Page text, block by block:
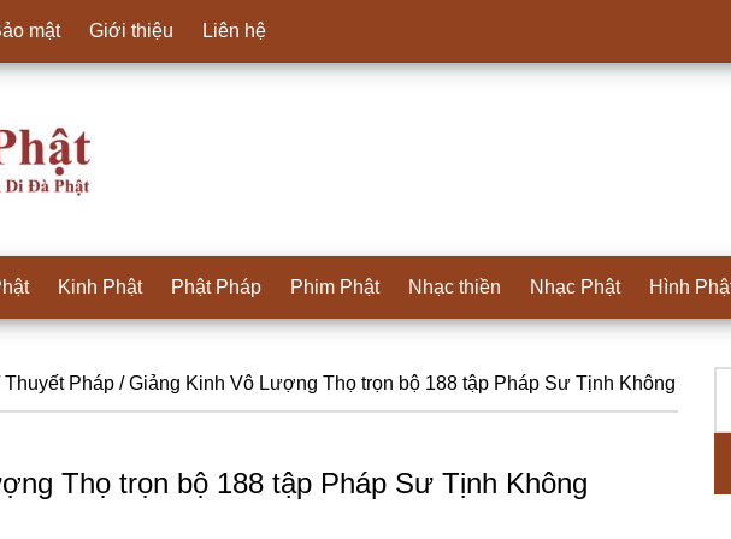
mật Giới thiệu Liên hệ
Kinh Phật Phật Pháp Phim Phật Nhạc thiền Nhạc Phật Hình
Thuyết Pháp /Giảng Kinh Vô Lượng Thọ trọn bộ 188 tập Pháp Sư Tịnh Không
Thọ trọn bộ 188 tập Pháp Sư Tịnh Không